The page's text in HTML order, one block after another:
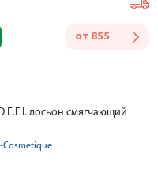
от 855
лосьон смягчающий
Cosmetique